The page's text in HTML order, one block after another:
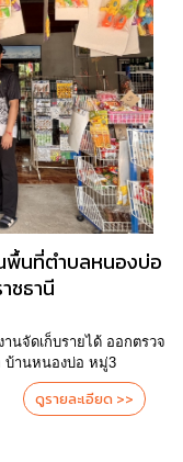
พื้นที่ตำบลหนองบ่อ
ชธานี
นจัดเก็บรายได้ ออกตรวจ
บ้านหนองบ่อ หมู่3
ดูรายละเอียด >>